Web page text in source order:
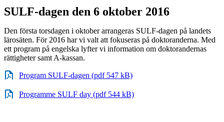
SULF-dagen den 6 oktober 2016
Den första torsdagen i oktober arrangeras SULF-dagen på landets
lärosäten. För 2016 har vi valt att fokuseras på doktoranderna. Med
ett program på engelska lyfter vi information om doktorandernas
rättigheter samt A-kassan.
Program SULF-dagen (pdf 547 kB)
Programme SULF day (pdf 544 kB)